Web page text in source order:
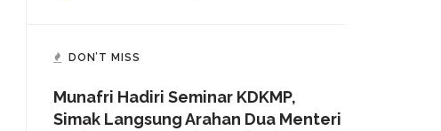
DON’T MISS
Munafri Hadiri Seminar KDKMP,
Simak Langsung Arahan Dua Menteri